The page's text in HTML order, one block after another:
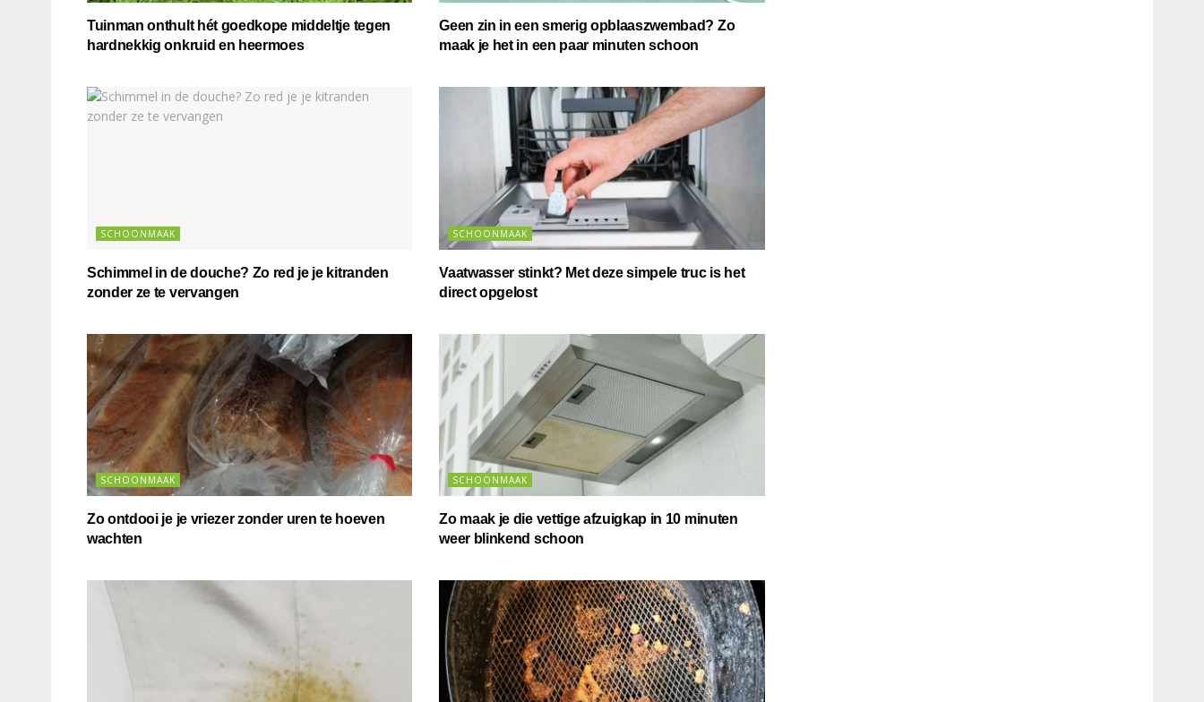
Tuinman onthult hét goedkope middeltje tegen
hardnekkig onkruid en heermoes
Geen zin in een smerig opblaaszwembad? Zo
maak je het in een paar minuten schoon
SCHOONMAAK
Schimmel in de douche? Zo red je je kitranden
zonder ze te vervangen
SCHOONMAAK
Vaatwasser stinkt? Met deze simpele truc is het
direct opgelost
SCHOONMAAK
Zo ontdooi je je vriezer zonder uren te hoeven
wachten
SCHOONMAAK
Zo maak je die vettige afzuigkap in 10 minuten
weer blinkend schoon